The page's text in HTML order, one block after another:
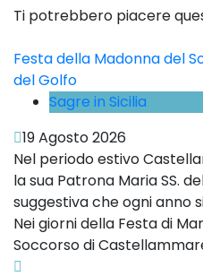
Ti potrebbero piacere
Festa della Madonna del
del Golfo
Sagre in Sicilia
19 Agosto 2026
Nel periodo estivo
la sua Patrona Maria SS.
suggestiva che ogni anno
Nei giorni della Festa di
Soccorso di